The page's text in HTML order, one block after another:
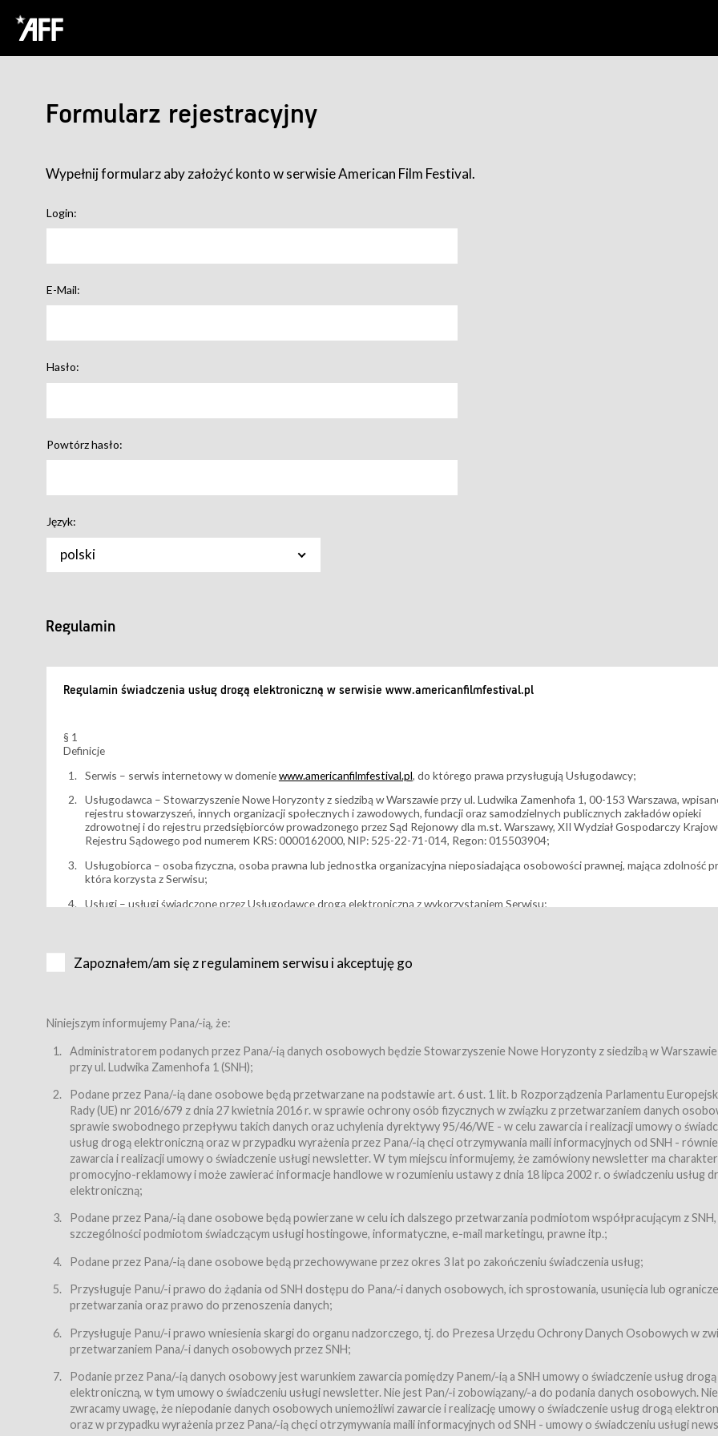
Formularz rejestracyjny
Wypełnij formularz aby założyć konto w serwisie American Film Festival.
Login:
E-Mail:
Hasło:
Powtórz hasło:
Język:
polski
Regulamin
Regulamin świadczenia usług drogą elektroniczną w serwisie www.americanfilmfestival.pl
§ 1
Definicje
Serwis – serwis internetowy w domeniewww.americanfilmfestival.pl, do którego prawa przysługują Usługodawcy;
Usługodawca – Stowarzyszenie Nowe Horyzonty z siedzibą w Warszawie przy ul. Ludwika Zamenhofa 1, 00-153 Warszawa,
rejestru stowarzyszeń, innych organizacji społecznych i zawodowych, fundacji oraz samodzielnych publicznych zakładów opieki
zdrowotnej i do rejestru przedsiębiorców prowadzonego przez Sąd Rejonowy dla m.st. Warszawy, XII Wydział Gospodarczy
Rejestru Sądowego pod numerem KRS: 0000162000, NIP: 525-22-71-014, Regon: 015503904;
Usługobiorca – osoba fizyczna, osoba prawna lub jednostka organizacyjna nieposiadająca osobowości prawnej, mająca zdolność
która korzysta z Serwisu;
Usługi – usługi świadczone przez Usługodawcę drogą elektroniczną z wykorzystaniem Serwisu;
Karnety – wybrane dokumenty potwierdzające zawarcie umowy z Usługodawcą i uprawniające do wzięcia udziału w Wydarzeniu,
Bilety – wybrane dokumenty potwierdzające zawarcie umowy z Usługodawcą i uprawniające do wzięcia udziału w Wydarzeniu,
przewidziane przez Usługodawcę dla danego Wydarzenia, tj. uprawniające do uczestnictwa w wielu albo w pojedynczych seansach
filmowych, wydarzeniach specjalnych i koncertach;
Sklep – sklep internetowy prowadzony przez Usługodawcę w Serwisie;
Regulamin – niniejszy regulamin.
§ 2
Postanowienia ogólne
Regulamin określa zasady:
świadczenia Usługobiorcom Usług przez Usługodawcę, z zastrzeżeniem usług, o których mowa w ust. 2 pkt. 4 i 5 poniżej,
zasady świadczenia precyzują odrębne regulaminy,
przetwarzania przez Usługodawcę danych osobowych Usługobiorców będących osobami fizycznymi.
Usługodawca świadczy w szczególności następujące Usługi:Usługodawca świadczy Usługi drogą elektroniczną w rozumieniu
dnia 18 lipca 2002 r. o świadczeniu usług drogą elektroniczną (Dz.U. z 2002 r., Nr 144, poz. 1204, z późń. zm.). Usługi świadczone są
nieodpłatnie.
usługę przeglądania i odczytywania przez Usługobiorców materiałów zamieszczanych w Serwisie,
usługę newsletter,
usługę zawierania na odległość umów nabycia Karnetów i Biletów,
usługę zawierania na odległość umów sprzedaży w Sklepie.
Usługodawca świadczy Usługi drogą elektroniczną w rozumieniu ustawy z dnia 18 lipca 2002 r. o świadczeniu usług drogą
(Dz.U. z 2002 r., Nr 144, poz. 1204, z późń. zm.). Usługi świadczone są nieodpłatnie.
Zapoznałem/am się z regulaminem serwisu i akceptuję go
Niniejszym informujemy Pana/-ią, że:
Administratorem podanych przez Pana/-ią danych osobowych będzie Stowarzyszenie Nowe Horyzonty z siedzibą w
przy ul. Ludwika Zamenhofa 1 (SNH);
Podane przez Pana/-ią dane osobowe będą przetwarzane na podstawie art. 6 ust. 1 lit. b Rozporządzenia Parlamentu
Rady (UE) nr 2016/679 z dnia 27 kwietnia 2016 r. w sprawie ochrony osób fizycznych w związku z przetwarzaniem danych
sprawie swobodnego przepływu takich danych oraz uchylenia dyrektywy 95/46/WE - w celu zawarcia i realizacji umowy o
usług drogą elektroniczną oraz w przypadku wyrażenia przez Pana/-ią chęci otrzymywania maili informacyjnych od SNH -
zawarcia i realizacji umowy o świadczenie usługi newsletter. W tym miejscu informujemy, że zamówiony newsletter ma charakter
promocyjno-reklamowy i może zawierać informacje handlowe w rozumieniu ustawy z dnia 18 lipca 2002 r. o świadczeniu usług
elektroniczną;
Podane przez Pana/-ią dane osobowe będą powierzane w celu ich dalszego przetwarzania podmiotom współpracującym z
szczególności podmiotom świadczącym usługi hostingowe, informatyczne, e-mail marketingu, prawne itp.;
Podane przez Pana/-ią dane osobowe będą przechowywane przez okres 3 lat po zakończeniu świadczenia usług;
Przysługuje Panu/-i prawo do żądania od SNH dostępu do Pana/-i danych osobowych, ich sprostowania, usunięcia lub
przetwarzania oraz prawo do przenoszenia danych;
Przysługuje Panu/-i prawo wniesienia skargi do organu nadzorczego, tj. do Prezesa Urzędu Ochrony Danych Osobowych w
przetwarzaniem Pana/-i danych osobowych przez SNH;
Podanie przez Pana/-ią danych osobowy jest warunkiem zawarcia pomiędzy Panem/-ią a SNH umowy o świadczenie usług drogą
elektroniczną, w tym umowy o świadczeniu usługi newsletter. Nie jest Pan/-i zobowiązany/-a do podania danych osobowych.
zwracamy uwagę, że niepodanie danych osobowych uniemożliwi zawarcie i realizację umowy o świadczenie usług drogą
oraz w przypadku wyrażenia przez Pana/-ią chęci otrzymywania maili informacyjnych od SNH - umowy o świadczeniu usługi